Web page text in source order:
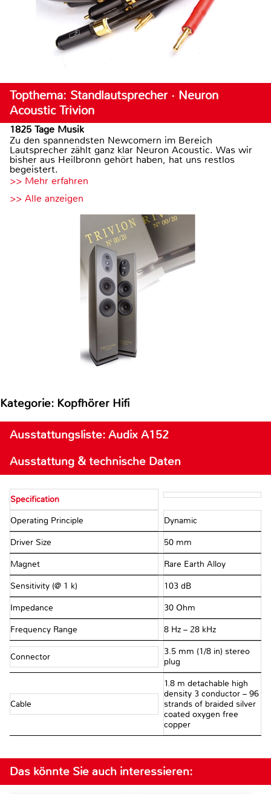
Topthema: Standlautsprecher · Neuron
Acoustic Trivion
1825 Tage Musik
Zu den spannendsten Newcomern im Bereich
Lautsprecher zählt ganz klar Neuron Acoustic. Was wir
bisher aus Heilbronn gehört haben, hat uns restlos
begeistert.
>> Mehr erfahren
>> Alle anzeigen
Kategorie: Kopfhörer Hifi
Ausstattungsliste: Audix A152
Ausstattung & technische Daten
Specification
Operating Principle Dynamic
Driver Size 50 mm
Magnet Rare Earth Alloy
Sensitivity (@ 1 k) 103 dB
Impedance 30 Ohm
Frequency Range 8 Hz – 28 kHz
Connector
3.5 mm (1/8 in) stereo
plug
Cable
1.8 m detachable high
density 3 conductor – 96
strands of braided silver
coated oxygen free
copper
Das könnte Sie auch interessieren: